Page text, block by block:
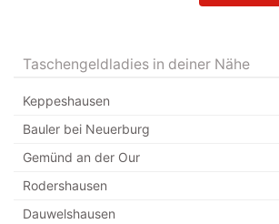
Taschengeldladies in deiner Nähe
Keppeshausen
Bauler bei Neuerburg
Gemünd an der Our
Rodershausen
Dauwelshausen